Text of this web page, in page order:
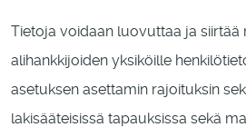
Tietoja voidaan luovuttaa ja siirtää
alihankkijoiden yksiköille
asetuksen asettamin rajoituksin
lakisääteisissä tapauksissa sekä